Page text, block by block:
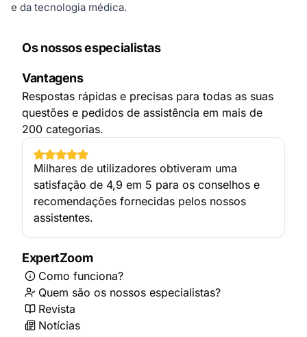
e da tecnologia médica.
Os nossos especialistas
Vantagens
Respostas rápidas e precisas para todas as suas
questões e pedidos de assistência em mais de
200 categorias.
Milhares de utilizadores obtiveram uma
satisfação de 4,9 em 5 para os conselhos e
recomendações fornecidas pelos nossos
assistentes.
ExpertZoom
Como funciona?
Quem são os nossos especialistas?
Revista
Notícias